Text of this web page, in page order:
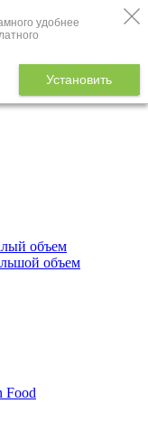
удобнее
Установить
объем
объем
Food